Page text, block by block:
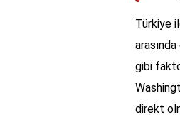
Türkiye
gibi
direkt